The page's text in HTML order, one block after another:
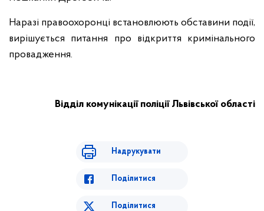
Наразі правоохоронці встановлюють обставини події,
вирішується питання про відкриття кримінального
провадження.
Відділ комунікації поліції Львівської області
Надрукувати
Поділитися
Поділитися